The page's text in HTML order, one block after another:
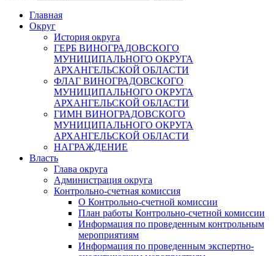
Главная
Округ
История округа
ГЕРБ ВИНОГРАДОВСКОГО
МУНИЦИПАЛЬНОГО ОКРУГА
АРХАНГЕЛЬСКОЙ ОБЛАСТИ
ФЛАГ ВИНОГРАДОВСКОГО
МУНИЦИПАЛЬНОГО ОКРУГА
АРХАНГЕЛЬСКОЙ ОБЛАСТИ
ГИМН ВИНОГРАДОВСКОГО
МУНИЦИПАЛЬНОГО ОКРУГА
АРХАНГЕЛЬСКОЙ ОБЛАСТИ
НАГРАЖДЕНИЕ
Власть
Глава округа
Администрация округа
Контрольно-счетная комиссия
О Контрольно-счетной комиссии
План работы Контрольно-счетной комиссии
Информация по проведенным контрольным
мероприятиям
Информация по проведенным экспертно-